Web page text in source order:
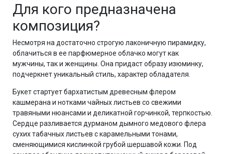
Для кого предназначена
композиция?
Несмотря на достаточно строгую лаконичную пирамидку,
облачиться в ее парфюмерное облачко могут как
мужчины, так и женщины. Она придаст образу изюминку,
подчеркнет уникальный стиль, характер обладателя.
Букет стартует бархатистым древесным флером
кашмерана и нотками чайных листьев со свежими
травяными нюансами и деликатной горчинкой, терпкостью.
Сердце разливается дурманом дымного медового флера
сухих табачных листьев с карамельными тонами,
сменяющимися кислинкой грубой шершавой кожи. Под